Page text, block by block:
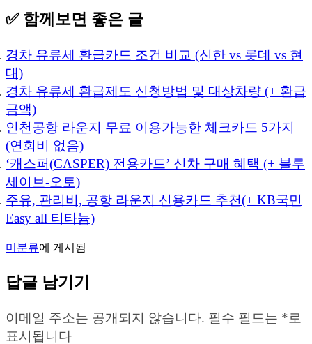
✅ 함께보면 좋은 글
경차 유류세 환급카드 조건 비교 (신한 vs 롯데 vs 현
대)
경차 유류세 환급제도 신청방법 및 대상차량 (+ 환급
금액)
인천공항 라운지 무료 이용가능한 체크카드 5가지
(연회비 없음)
‘캐스퍼(CASPER) 전용카드’ 신차 구매 혜택 (+ 블루
세이브-오토)
주유, 관리비, 공항 라운지 신용카드 추천(+ KB국민
Easy all 티타늄)
미분류에 게시됨
답글 남기기
이메일 주소는 공개되지 않습니다. 필수 필드는 *로
표시됩니다